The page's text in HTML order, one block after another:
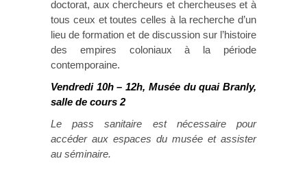
doctorat, aux chercheurs et chercheuses et à
tous ceux et toutes celles à la recherche d’un
lieu de formation et de discussion sur l’histoire
des empires coloniaux à la période
contemporaine.
Vendredi 10h – 12h, Musée du quai Branly,
salle de cours 2
Le pass sanitaire est nécessaire pour
accéder aux espaces du musée et assister
au séminaire.